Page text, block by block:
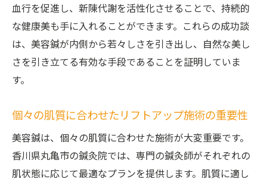
血行を促進し、新陳代謝を活性化させることで、持続的
な健康美も手に入れることができます。これらの成功談
は、美容鍼が内側から若々しさを引き出し、自然な美し
さを引き立てる有効な手段であることを証明していま
す。
個々の肌質に合わせたリフトアップ施術の重要性
美容鍼は、個々の肌質に合わせた施術が大変重要です。
香川県丸亀市の鍼灸院では、専門の鍼灸師がそれぞれの
肌状態に応じて最適なプランを提供します。肌質に適し